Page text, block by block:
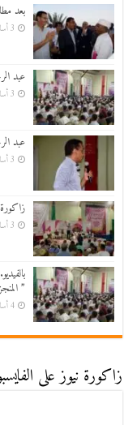
بعد
3 أسابيع ago
عبد
3 أسابيع ago
عبد
3 أسابيع ago
3 أسابيع ago
”
4 أسابيع ago
زاكورة نيوز على